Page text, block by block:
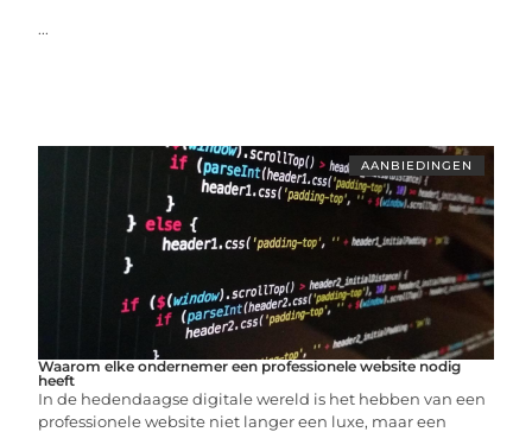
...
AANBIEDINGEN
Waarom elke ondernemer een professionele website nodig
heeft
In de hedendaagse digitale wereld is het hebben van een
professionele website niet langer een luxe, maar een